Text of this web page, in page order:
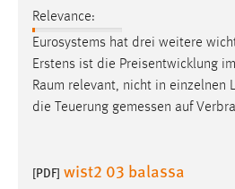
Relevance:
Eurosystems hat drei weitere
Erstens ist die Preisentwicklung
Raum relevant, nicht in einzelnen
die Teuerung gemessen auf
[PDF] wist2 03 balassa